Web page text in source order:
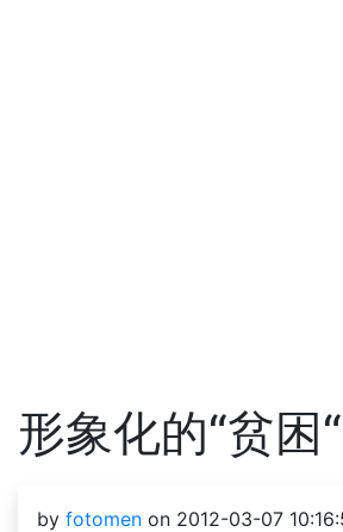
形象化的“贫困“
by fotomen on 2012-03-07